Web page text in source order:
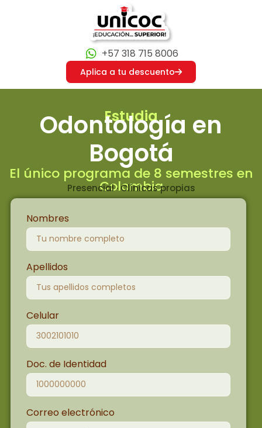
+57 318 715 8006
Aplica a tu descuento
Estudia
Odontología en
Bogotá
El único programa de 8 semestres en
Colombia
Presencial · Clínicas propias
Nombres
Apellidos
Celular
Doc. de Identidad
Correo electrónico